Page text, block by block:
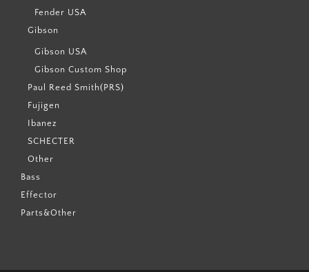
Fender USA
Gibson
Gibson USA
Gibson Custom Shop
Paul Reed Smith(PRS)
Fujigen
Ibanez
SCHECTER
Other
Bass
Effector
Parts&Other